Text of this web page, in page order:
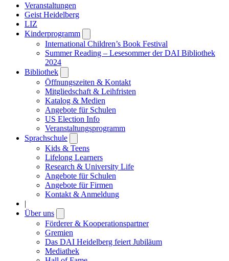
Veranstaltungen
Geist Heidelberg
LIZ
Kinderprogramm
submenu
International Children’s Book Festival
Summer Reading – Lesesommer der DAI Bibliothek
2024
Bibliothek
submenu
Öffnungszeiten & Kontakt
Mitgliedschaft & Leihfristen
Katalog & Medien
Angebote für Schulen
US Election Info
Veranstaltungsprogramm
Sprachschule
submenu
Kids & Teens
Lifelong Learners
Research & University Life
Angebote für Schulen
Angebote für Firmen
Kontakt & Anmeldung
|
Über uns
submenu
Förderer & Kooperationspartner
Gremien
Das DAI Heidelberg feiert Jubiläum
Mediathek